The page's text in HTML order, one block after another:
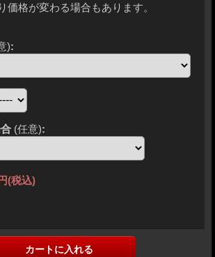
価格が変わる場合もあります。
):
(任意):
(税込)